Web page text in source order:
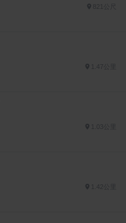
821公尺
1.47公里
1.03公里
1.42公里